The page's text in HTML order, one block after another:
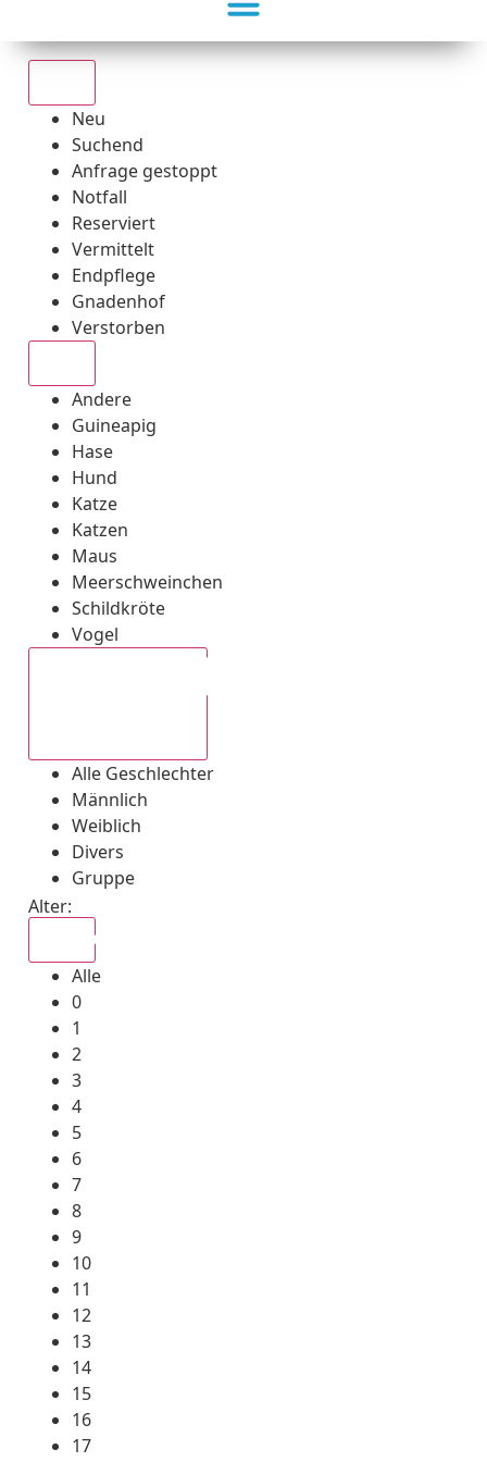
Neu
Suchend
Anfrage gestoppt
Notfall
Reserviert
Vermittelt
Endpflege
Gnadenhof
Verstorben
Andere
Guineapig
Hase
Hund
Katze
Katzen
Maus
Meerschweinchen
Schildkröte
Vogel
Alle Geschlechter
Männlich
Weiblich
Divers
Gruppe
Alter:
Alle
0
1
2
3
4
5
6
7
8
9
10
11
12
13
14
15
16
17